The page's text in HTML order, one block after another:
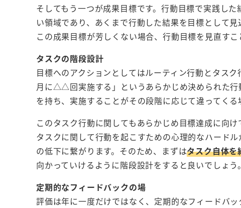
そしてもう一つが成果目標です。行動目標で実践し
い領域であり、あくまで行動した結果を目標として
この成果目標が芳しくない場合、行動目標を見直すこ
タスクの階段設計
目標へのアクションとしてはルーティン行動とタス
月に△△回実施する」というあらかじめ決められた行
を持ち、実施することがその段階に応じて違ってく
このタスク行動に関してもあらかじめ目標達成に向
タスクに関して行動を起こすための心理的なハード
の低下に繋がります。そのため、まずはタスク自体を
向かっていけるように階段設計をすると良いでしょ
定期的なフィードバックの場
評価は年に一度だけではなく、定期的なフィードバ